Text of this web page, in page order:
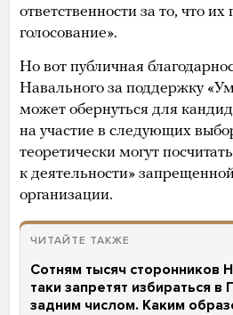
ответственности за то, что
голосование».
Но вот публичная
Навального за поддержку
может обернуться для
на участие в следующих
теоретически могут
к деятельности»
организации.
ЧИТАЙТЕ ТАКЖЕ
Сотням тысяч сторонников
таки запретят избираться в
задним числом. Каким